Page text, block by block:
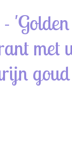
'Golden
met
goud